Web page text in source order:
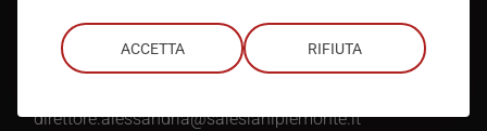
Telefono:
0131 344195
direttore.alessandria@salesianipiemonte.it
ACCETTA RIFIUTA